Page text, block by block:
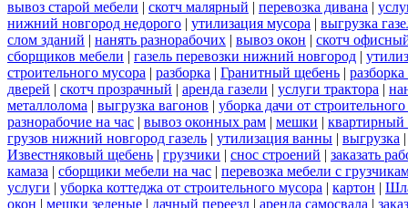
вывоз старой мебели | скотч малярный | перевозка дивана |
нижний новгород недорого | утилизация мусора | выгрузка
слом зданий | нанять разнорабочих | вывоз окон | скотч
сборщиков мебели | газель перевозки нижний новгород |
строительного мусора | разборка | Гранитный щебень |
дверей | скотч прозрачный | аренда газели | услуги трактора |
металлолома | выгрузка вагонов | уборка дачи от
разнорабочие на час | вывоз оконных рам | мешки | квартирный
грузов нижний новгород газель | утилизация ванны | выгрузка
Известняковый щебень | грузчики | снос строений | заказать
камаза | сборщики мебели на час | перевозка мебели с
услуги | уборка коттеджа от строительного мусора | картон |
окон | мешки зеленые | дачный переезд | аренда самосвала |